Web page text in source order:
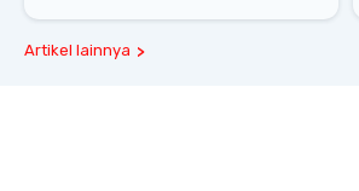
Artikel lainnya